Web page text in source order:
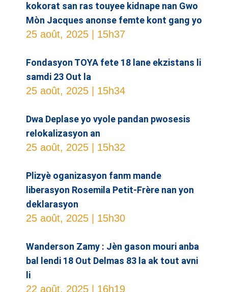
kokorat san ras touyee kidnape nan Gwo
Mòn Jacques anonse femte kont gang yo
25 août, 2025 15h37
Fondasyon TOYA fete 18 lane ekzistans li
samdi 23 Out la
25 août, 2025 15h34
Dwa Deplase yo vyole pandan pwosesis
relokalizasyon an
25 août, 2025 15h32
Plizyè oganizasyon fanm mande
liberasyon Rosemila Petit-Frère nan yon
deklarasyon
25 août, 2025 15h30
Wanderson Zamy : Jèn gason mouri anba
bal lendi 18 Out Delmas 83 la ak tout avni
li
22 août, 2025 16h19